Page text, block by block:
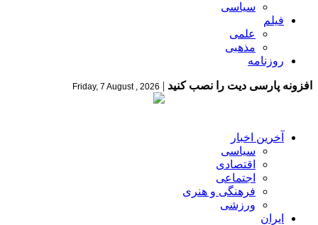
سیاسی
فیلم
علمی
مذهبی
روزنامه
افزونه پارسی دیت را نصب کنید |
Friday, 7 August , 2026
آخرین اخبار
سیاسی
اقتصادی
اجتماعی
فرهنگی و هنری
ورزشی
ایران